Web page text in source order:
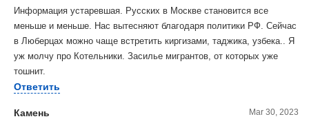
Информация устаревшая. Русских в Москве становится все
меньше и меньше. Нас вытесняют благодаря политики РФ. Сейчас
в Люберцах можно чаще встретить киргизами, таджика, узбека.. Я
уж молчу про Котельники. Засилье мигрантов, от которых уже
тошнит.
Ответить
Камень Mar 30, 2023